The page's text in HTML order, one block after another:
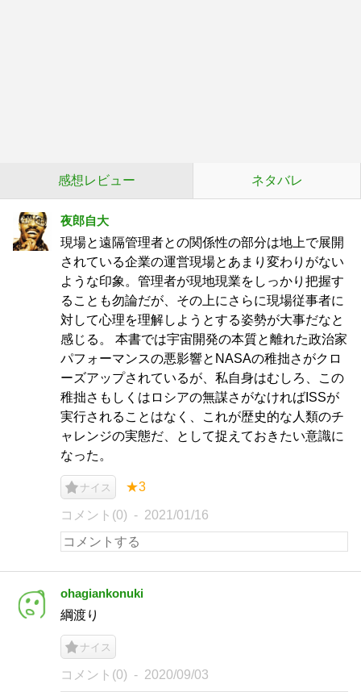
感想レビュー ネタバレ
夜郎自大
現場と遠隔管理者との関係性の部分は地上で展開
されている企業の運営現場とあまり変わりがない
ような印象。管理者が現地現業をしっかり把握す
ることも勿論だが、その上にさらに現場従事者に
対して心理を理解しようとする姿勢が大事だなと
感じる。 本書では宇宙開発の本質と離れた政治家
パフォーマンスの悪影響とNASAの稚拙さがクロ
ーズアップされているが、私自身はむしろ、この
稚拙さもしくはロシアの無謀さがなければISSが
実行されることはなく、これが歴史的な人類のチ
ャレンジの実態だ、として捉えておきたい意識に
なった。
ナイス ★3
コメント(0) 2021/01/16
ohagiankonuki
綱渡り
ナイス
コメント(0) 2020/09/03